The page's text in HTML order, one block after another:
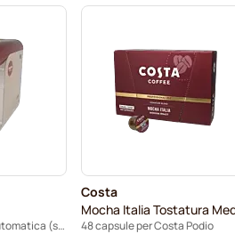
Macchina da caffè automatica (spina europea)
Costa
48 capsule per Costa Podio